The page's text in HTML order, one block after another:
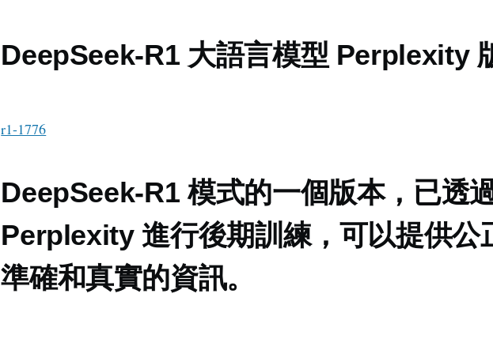
DeepSeek-R1 大語言模型 Perplexity
r1-1776
DeepSeek-R1 模式的一個版本，已透
Perplexity 進行後期訓練，可以提供公
準確和真實的資訊。